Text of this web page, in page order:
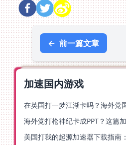
← 前一篇文章
加速国内游戏